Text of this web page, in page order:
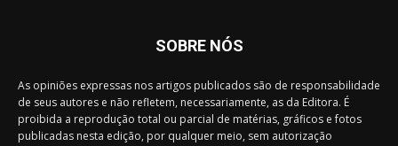
SOBRE NÓS
As opiniões expressas nos artigos publicados são de responsabilidade
de seus autores e não refletem, necessariamente, as da Editora. É
proibida a reprodução total ou parcial de matérias, gráficos e fotos
publicadas nesta edição, por qualquer meio, sem autorização